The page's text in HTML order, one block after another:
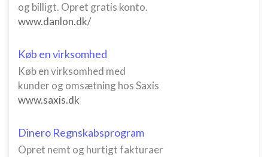
og billigt. Opret gratis konto.
www.danlon.dk/
Køb en virksomhed
Køb en virksomhed med
kunder og omsætning hos Saxis
www.saxis.dk
Dinero Regnskabsprogram
Opret nemt og hurtigt fakturaer
Forstå målgrupper gennem statistikker eller
kombinationer af oplysninger fra forskellige
Udvikle og forbedre tjenester
Bruge begrænsede oplysninger til at vælge
Bruge præcise geografiske
placeringsoplysninger